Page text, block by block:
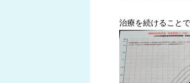
治療を続けること